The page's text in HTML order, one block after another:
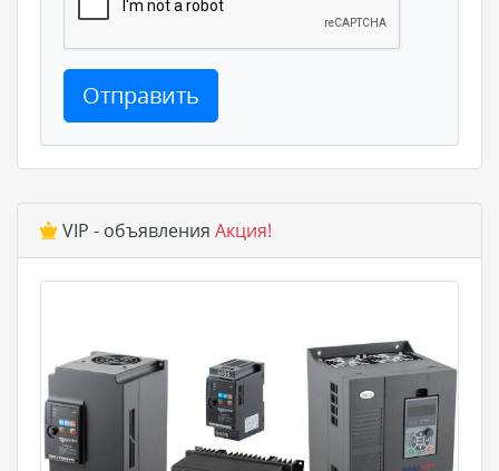
Отправить
VIP - объявления Акция!